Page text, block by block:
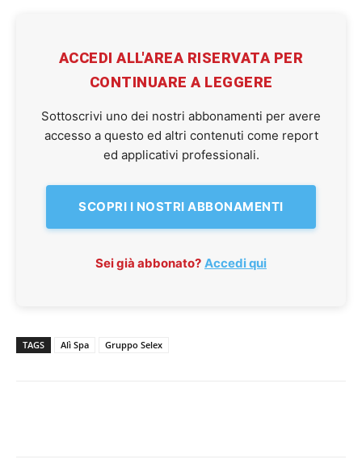
ACCEDI ALL'AREA RISERVATA PER
CONTINUARE A LEGGERE
Sottoscrivi uno dei nostri abbonamenti per avere
accesso a questo ed altri contenuti come report
ed applicativi professionali.
SCOPRI I NOSTRI ABBONAMENTI
Sei già abbonato? Accedi qui
TAGS Alì Spa Gruppo Selex